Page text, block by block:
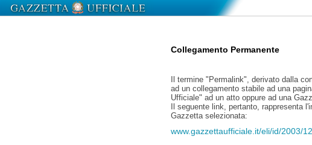
Collegamento Permanente
Il termine "Permalink", derivato dalla
ad un collegamento stabile ad una
Ufficiale" ad un atto oppure ad una
Il seguente link, pertanto, rappresenta
Gazzetta selezionata:
www.gazzettaufficiale.it/eli/id/2003/